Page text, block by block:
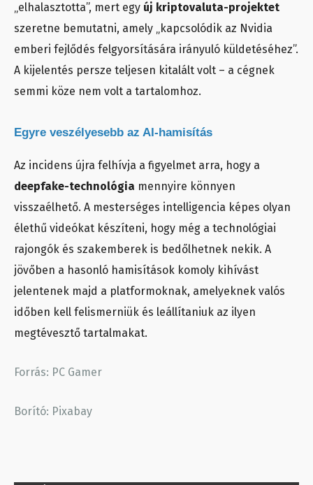
„elhalasztotta”, mert egy új kriptovaluta-projektet
szeretne bemutatni, amely „kapcsolódik az Nvidia
emberi fejlődés felgyorsítására irányuló küldetéséhez”.
A kijelentés persze teljesen kitalált volt – a cégnek
semmi köze nem volt a tartalomhoz.
Egyre veszélyesebb az AI-hamisítás
Az incidens újra felhívja a figyelmet arra, hogy a
deepfake-technológia mennyire könnyen
visszaélhető. A mesterséges intelligencia képes olyan
élethű videókat készíteni, hogy még a technológiai
rajongók és szakemberek is bedőlhetnek nekik. A
jövőben a hasonló hamisítások komoly kihívást
jelentenek majd a platformoknak, amelyeknek valós
időben kell felismerniük és leállítaniuk az ilyen
megtévesztő tartalmakat.
Forrás: PC Gamer
Borító: Pixabay